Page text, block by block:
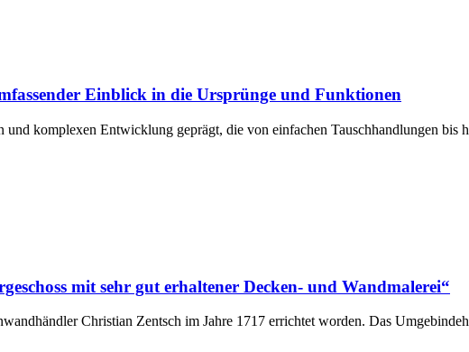
Einblick in die Ursprünge und Funktionen
und komplexen Entwicklung geprägt, die von einfachen Tauschhandlungen bis
mit sehr gut erhaltener Decken- und Wandmalerei“
Christian Zentsch im Jahre 1717 errichtet worden. Das